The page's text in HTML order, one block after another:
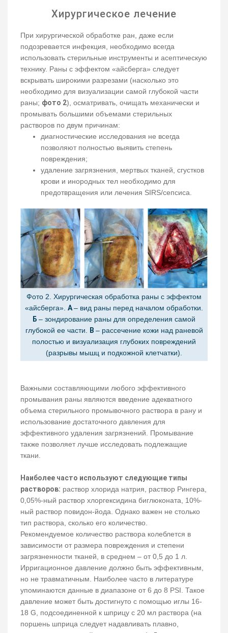
Хирургическое лечение
При хирургической обработке ран, даже если
подозревается инфекция, необходимо всегда
использовать стерильные инструменты и асептическую
технику. Раны с эффектом «айсберга» следует
вскрывать широкими разрезами (насколько это
необходимо для визуализации самой глубокой части
раны; фото 2), осматривать, очищать механически и
промывать большими объемами стерильных
растворов по двум причинам:
диагностические исследования не всегда
позволяют полностью выявить степень
повреждения;
удаление загрязнения, мертвых тканей, сгустков
крови и инородных тел необходимо для
предотвращения или лечения SIRS/сепсиса.
Фото 2. Хирургическая обработка раны с эффектом
«айсберга». А– вид раны перед началом обработки.
Б – зондирование раны для определения самой
глубокой ее части.
В – рассечение кожи над раневой
полостью и визуализация глубоких повреждений
(разрывы мышц и подкожной клетчатки).
Важными составляющими любого эффективного
промывания раны являются введение адекватного
объема стерильного промывочного раствора в рану и
использование достаточного давления для
эффективного удаления загрязнений. Промывание
также позволяет лучше исследовать подлежащие
ткани.
Наиболее часто используют следующие типы
растворов: раствор хлорида натрия, раствор Рингера,
0,05%-ный раствор хлоргексидина биглюконата, 10%-
ный раствор повидон-йода. Однако важен не столько
тип раствора, сколько его количество.
Рекомендуемое количество раствора колеблется в
зависимости от размера повреждения и степени
загрязненности тканей, в среднем – от 0,5 до 1 л.
Ирригационное давление должно быть эффективным,
но не травматичным. Наиболее часто в литературе
упоминаются данные в диапазоне от 6 до 8 PSI. Такое
давление может быть достигнуто с помощью иглы 16-
18 G, подсоединенной к шприцу с 20 мл раствора (на
поршень шприца следует надавливать плавно,